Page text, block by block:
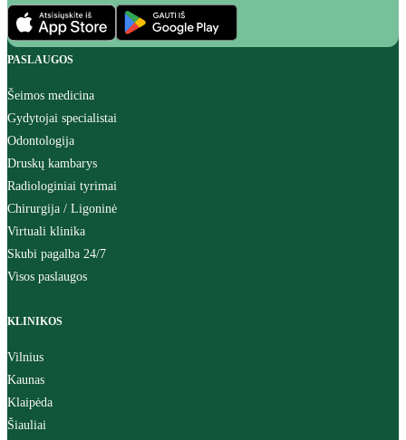
PASLAUGOS
Šeimos medicina
Gydytojai specialistai
Odontologija
Druskų kambarys
Radiologiniai tyrimai
Chirurgija / Ligoninė
Virtuali klinika
Skubi pagalba 24/7
Visos paslaugos
KLINIKOS
Vilnius
Kaunas
Klaipėda
Šiauliai